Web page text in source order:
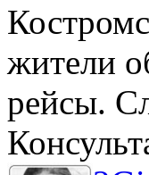
жители
рейсы.